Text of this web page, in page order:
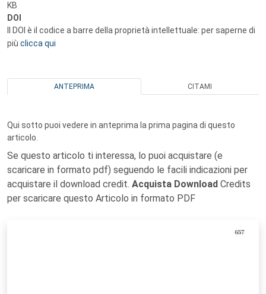
KB
DOI
Il DOI è il codice a barre della proprietà intellettuale: per saperne di
più clicca qui
ANTEPRIMA CITAMI
Qui sotto puoi vedere in anteprima la prima pagina di questo
articolo.
Se questo articolo ti interessa, lo puoi acquistare (e
scaricare in formato pdf) seguendo le facili indicazioni per
acquistare il download credit. Acquista Download Credits
per scaricare questo Articolo in formato PDF